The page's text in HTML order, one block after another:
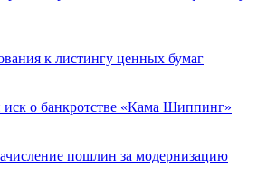
к листингу ценных бумаг
о банкротстве «Кама Шиппинг»
пошлин за модернизацию